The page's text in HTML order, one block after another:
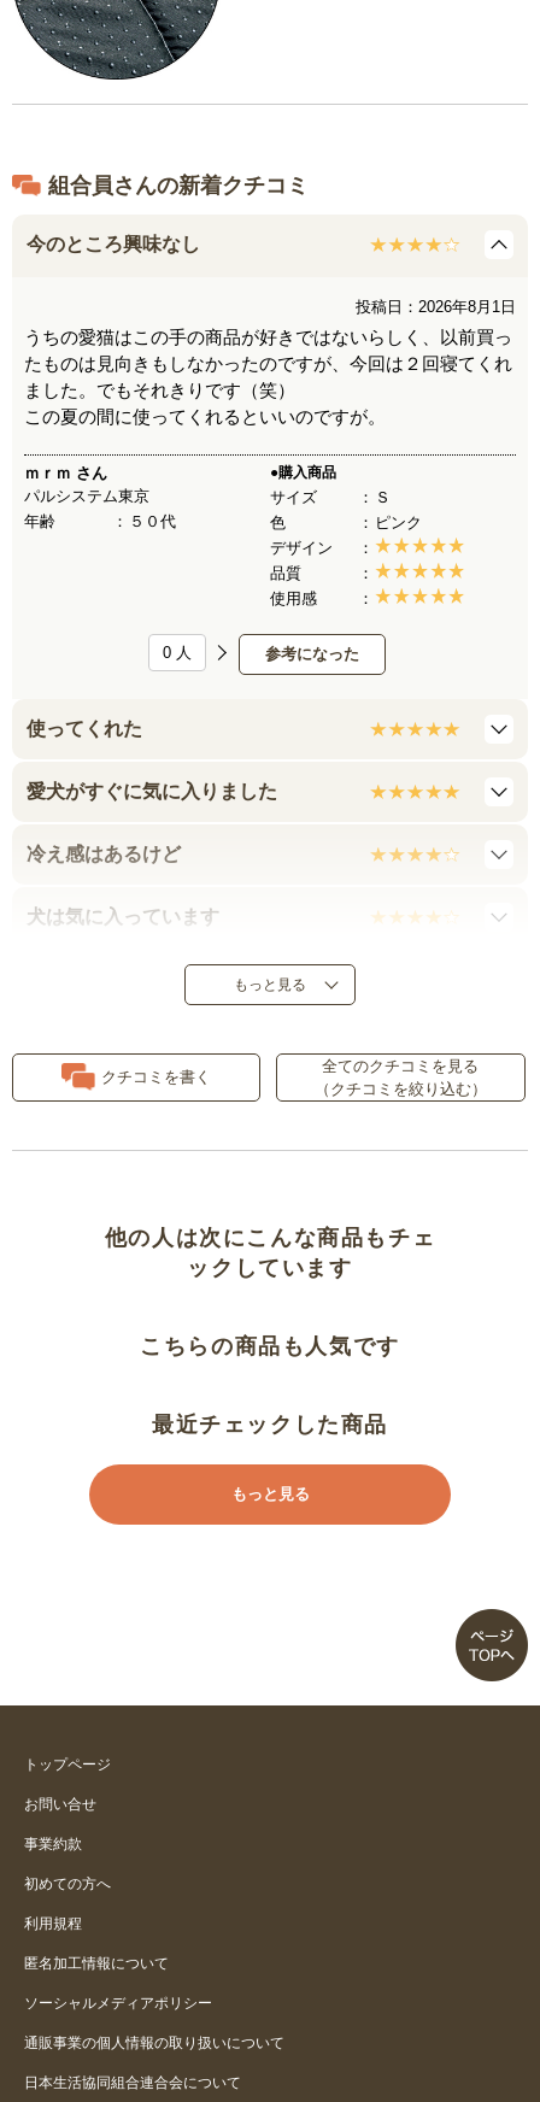
組合員さんの新着クチコミ
今のところ興味なし
投稿日：2026年8月1日
うちの愛猫はこの手の商品が好きではないらしく、以前買っ
たものは見向きもしなかったのですが、今回は２回寝てくれ
ました。でもそれきりです（笑）
この夏の間に使ってくれるといいのですが。
ｍｒｍ さん
パルシステム東京
年齢
５０代
●購入商品
サイズ
Ｓ
色
ピンク
デザイン
品質
使用感
参考になった
0 人
使ってくれた
愛犬がすぐに気に入りました
冷え感はあるけど
犬は気に入っています
厚みが思ったより 薄かった
ウ～ン？
もっと見る
クチコミを書く
全てのクチコミを見る
（クチコミを絞り込む）
他の人は次にこんな商品もチェ
ックしています
こちらの商品も人気です
最近チェックした商品
もっと見る
トップページ
お問い合せ
事業約款
初めての方へ
利用規程
匿名加工情報について
ソーシャルメディアポリシー
通販事業の個人情報の取り扱いについて
日本生活協同組合連合会について